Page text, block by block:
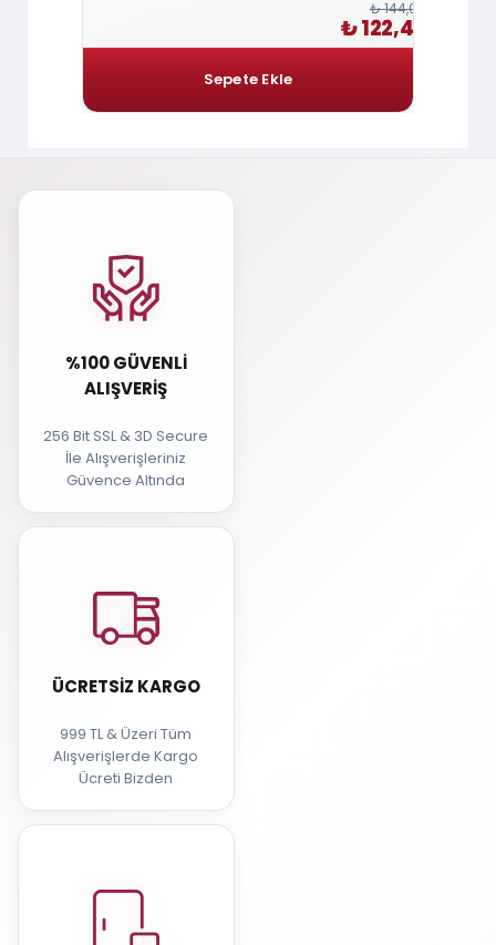
₺ 144,00
₺ 122,40
%100 GÜVENLI
ALIŞVERIŞ
256 Bit SSL & 3D Secure
İle Alışverişleriniz
Güvence Altında
ÜCRETSIZ KARGO
999 TL & Üzeri Tüm
Alışverişlerde Kargo
Ücreti Bizden